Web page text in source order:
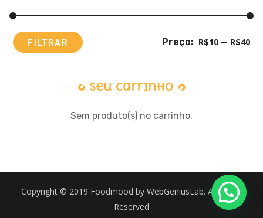
Preço
Preço
FILTRAR Preço: R$10— R$40
Seu Carrinho
Sem produto(s) no carrinho.
Copyright © 2019 Foodmood by WebGeniusLab. All Rights
Reserved